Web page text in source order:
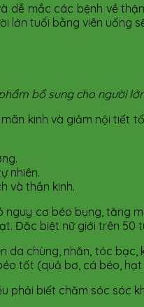
mắc các bệnh về
lớn tuổi bằng viên uống
bổ sung cho người
kinh và giảm nội tiết
nhiên.
và thần kinh.
cơ béo bụng, tăng
Đặc biệt nữ giới trên 50
chùng, nhăn, tóc
tốt (quả bơ, cá béo,
phải biết chăm sóc sóc